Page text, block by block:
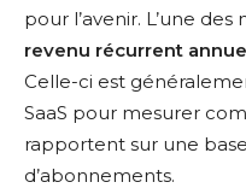
pour l’avenir. L’une
revenu récurrent
Celle-ci est
SaaS pour mesurer
rapportent sur une
d’abonnements.